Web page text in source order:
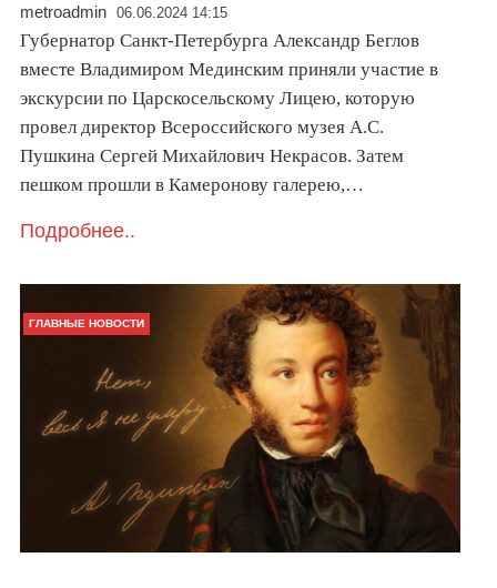
metroadmin 06.06.2024 14:15
Губернатор Санкт-Петербурга Александр Беглов
вместе Владимиром Мединским приняли участие в
экскурсии по Царскосельскому Лицею, которую
провел директор Всероссийского музея А.С.
Пушкина Сергей Михайлович Некрасов. Затем
пешком прошли в Камеронову галерею,…
Подробнее..
ГЛАВНЫЕ НОВОСТИ